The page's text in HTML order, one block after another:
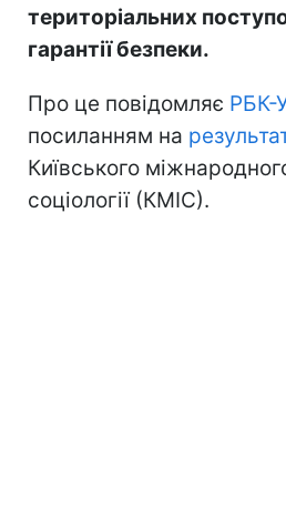
територіальних
гарантії безпеки.
Про це повідомляє РБК-
посиланням на
Київського
соціології (КМІС).